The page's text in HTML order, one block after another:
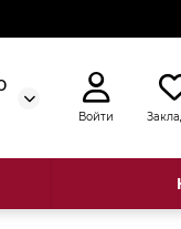
Войти